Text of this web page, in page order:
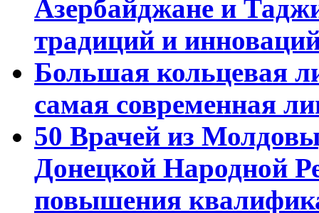
Азербайджане и
традиций и
Большая кольцевая
самая современная
50 Врачей из
Донецкой Народной
повышения